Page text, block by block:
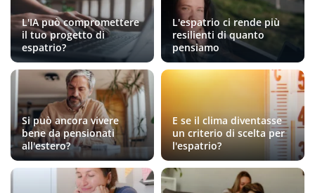
L'IA può compromettere
il tuo progetto di
espatrio?
L'espatrio ci rende più
resilienti di quanto
pensiamo
Si può ancora vivere
bene da pensionati
all'estero?
E se il clima diventasse
un criterio di scelta per
l'espatrio?